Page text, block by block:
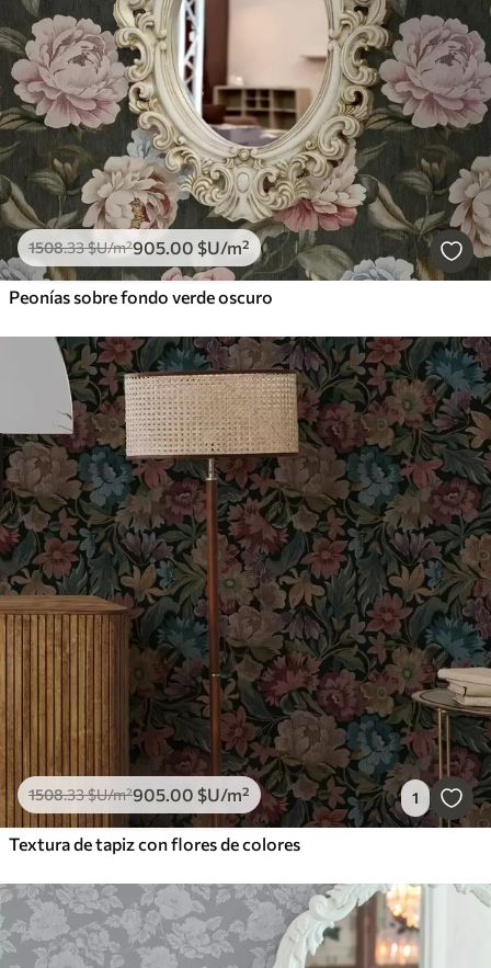
1508.33$U/m²905.00 $U/m²
Peonías sobre fondo verde oscuro
1508.33$U/m²905.00 $U/m² 1
Textura de tapiz con flores de colores